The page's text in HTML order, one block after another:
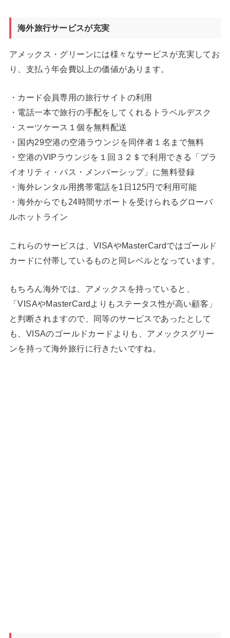
海外旅行サービスが充実
アメックス・グリーンには様々なサービスが充実してお
り、支払う年会費以上の価値があります。
・カード会員専用の旅行サイトの利用
・電話一本で旅行の手配をしてくれるトラベルデスク
・スーツケース１個を無料配送
・国内29空港の空港ラウンジを同伴者１名まで無料
・空港のVIPラウンジを１回３２＄で利用できる「プラ
イオリティ・パス・メンバーシップ」に無料登録
・海外レンタル用携帯電話を1日125円で利用可能
・海外からでも24時間サポートを受けられるグローバ
ルホットライン
これらのサービスは、VISAやMasterCardではゴールド
カードに付帯しているものと同レベルとなっています。
もちろん海外では、アメックスを持っていると、
「VISAやMasterCardよりもステータス性が高い顧客」
と判断されますので、同等のサービスであったとして
も、VISAのゴールドカードよりも、アメックスグリー
ンを持って海外旅行に行きたいですね。